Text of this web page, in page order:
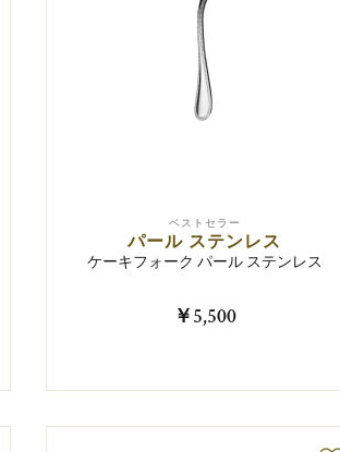
ベストセラー
パール ステンレス
ケーキフォーク パール ステンレス
￥5,500